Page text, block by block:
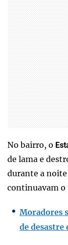
No bairro, o
de lama e
durante a
continuavam o
Moradores
de desastre